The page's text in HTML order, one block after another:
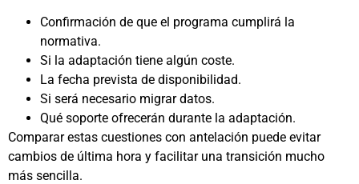
Confirmación de que el programa cumplirá la
normativa.
Si la adaptación tiene algún coste.
La fecha prevista de disponibilidad.
Si será necesario migrar datos.
Qué soporte ofrecerán durante la adaptación.
Comparar estas cuestiones con antelación puede evitar
cambios de última hora y facilitar una transición mucho
más sencilla.